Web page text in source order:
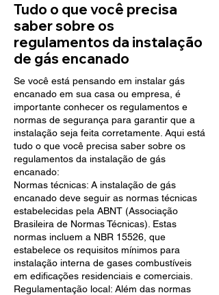
Tudo o que você precisa
saber sobre os
regulamentos da instalação
de gás encanado
Se você está pensando em instalar gás
encanado em sua casa ou empresa, é
importante conhecer os regulamentos e
normas de segurança para garantir que a
instalação seja feita corretamente. Aqui está
tudo o que você precisa saber sobre os
regulamentos da instalação de gás
encanado:
Normas técnicas: A instalação de gás
encanado deve seguir as normas técnicas
estabelecidas pela ABNT (Associação
Brasileira de Normas Técnicas). Estas
normas incluem a NBR 15526, que
estabelece os requisitos mínimos para
instalação interna de gases combustíveis
em edificações residenciais e comerciais.
Regulamentação local: Além das normas